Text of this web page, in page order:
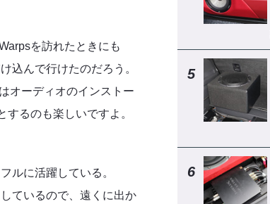
を訪れたときにも
込んで行けたのだろう。
オーディオのインストー
するのも楽しいですよ。
ルに活躍している。
ているので、遠くに出か